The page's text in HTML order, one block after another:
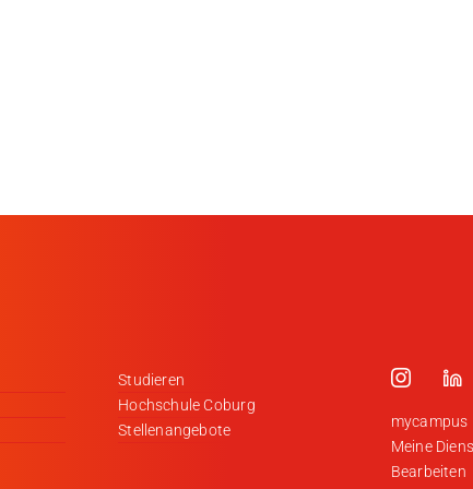
Studieren
Hochschule Coburg
Stellenangebote
mycampus
Meine
Bearbeiten